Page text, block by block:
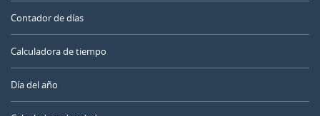
Contador de días
Calculadora de tiempo
Día del año